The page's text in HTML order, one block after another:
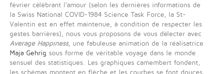
février célébrant l'amour (selon les dernières informations de
la Swiss National COVID-1984 Science Task Force, la St-
Valentin est en effet maintenue, à condition de respecter les
gestes barrières), nous vous proposons de vous délecter avec
Average Happiness, une fabuleuse animation de la réalisatrice
Maja Gehrig sous forme de véritable voyage dans le monde
sensuel des statistiques. Les graphiques camembert fondent,
les schémas montent en flèche et les courbes se font douces.